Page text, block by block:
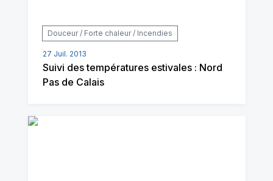
Douceur / Forte chaleur / Incendies
27 Juil. 2013
Suivi des températures estivales : Nord
Pas de Calais